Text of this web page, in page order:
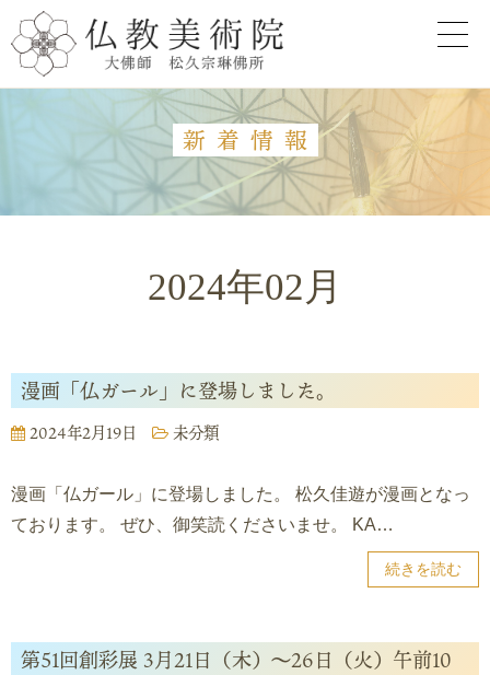
新着情報
2024年02月
漫画「仏ガール」に登場しました。
2024年2月19日 未分類
漫画「仏ガール」に登場しました。 松久佳遊が漫画となっ
ております。 ぜひ、御笑読くださいませ。 KA…
続きを読む
第51回創彩展 3月21日（木）～26日（火）午前10